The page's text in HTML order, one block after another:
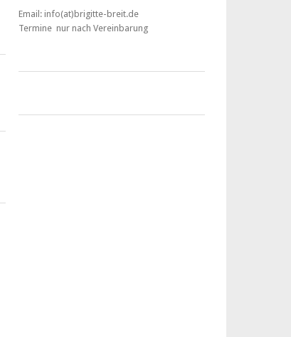
Email: info(at)brigitte-breit.de
Termine nur nach Vereinbarung